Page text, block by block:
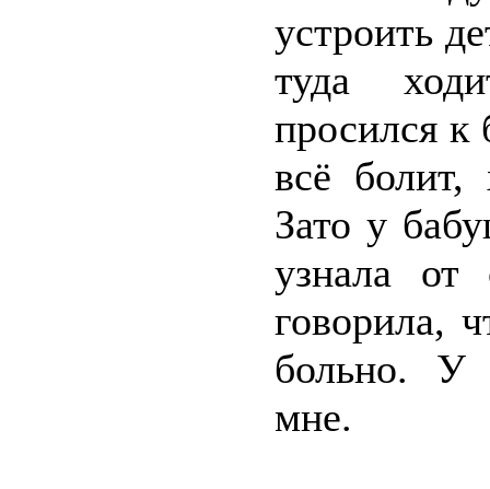
устроить
туда
просился к
всё болит,
Зато у
узнала от
говорила,
больно. У
мне.